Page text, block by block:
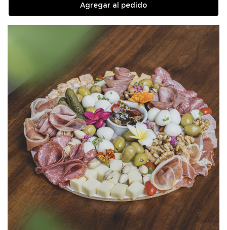
Agregar al pedido